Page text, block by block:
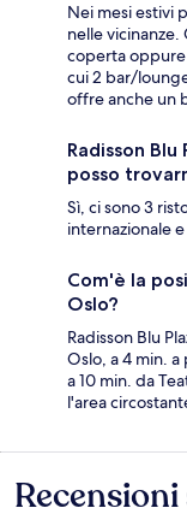
Nei mesi estivi
nelle vicinanze.
coperta
cui 2 bar/
offre anche un
Radisson
posso
Sì, ci sono 3
internazionale
Com'è la
Oslo?
Radisson Blu
Oslo, a 4 min.
a 10 min. da
l'area
Recensioni